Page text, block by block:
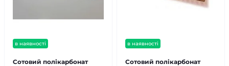
в наявності
Сотовий полікарбонат
в наявності
Сотовий полікарбонат